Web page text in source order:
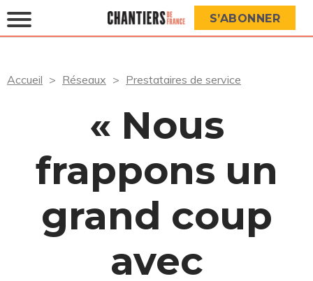
S’ABONNER
Accueil Réseaux Prestataires de service
« Nous
frappons un
grand coup
avec